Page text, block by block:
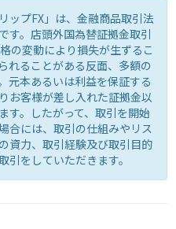
ップFX」は、金融商品取引法
す。店頭外国為替証拠金取引
の変動により損失が生ずるこ
れることがある反面、多額の
元本あるいは利益を保証する
お客様が差し入れた証拠金以
す。したがって、取引を開始
合には、取引の仕組みやリス
資力、取引経験及び取引目的
をしていただきます。